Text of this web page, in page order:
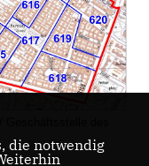
des
die notwendig